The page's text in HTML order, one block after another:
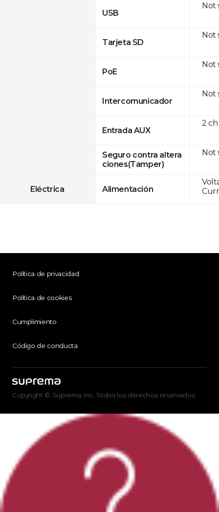
USB
Tarjeta SD
PoE
Intercomunicador
Entrada AUX
Seguro contra altera
ciones(Tamper)
Eléctrica Alimentación
Not
Not
Not
Not
2
Not
Política de privacidad
Política de cookies
Cumplimiento
Código de conducta
Copyright © Suprema Inc. Todos los derechos reservados.